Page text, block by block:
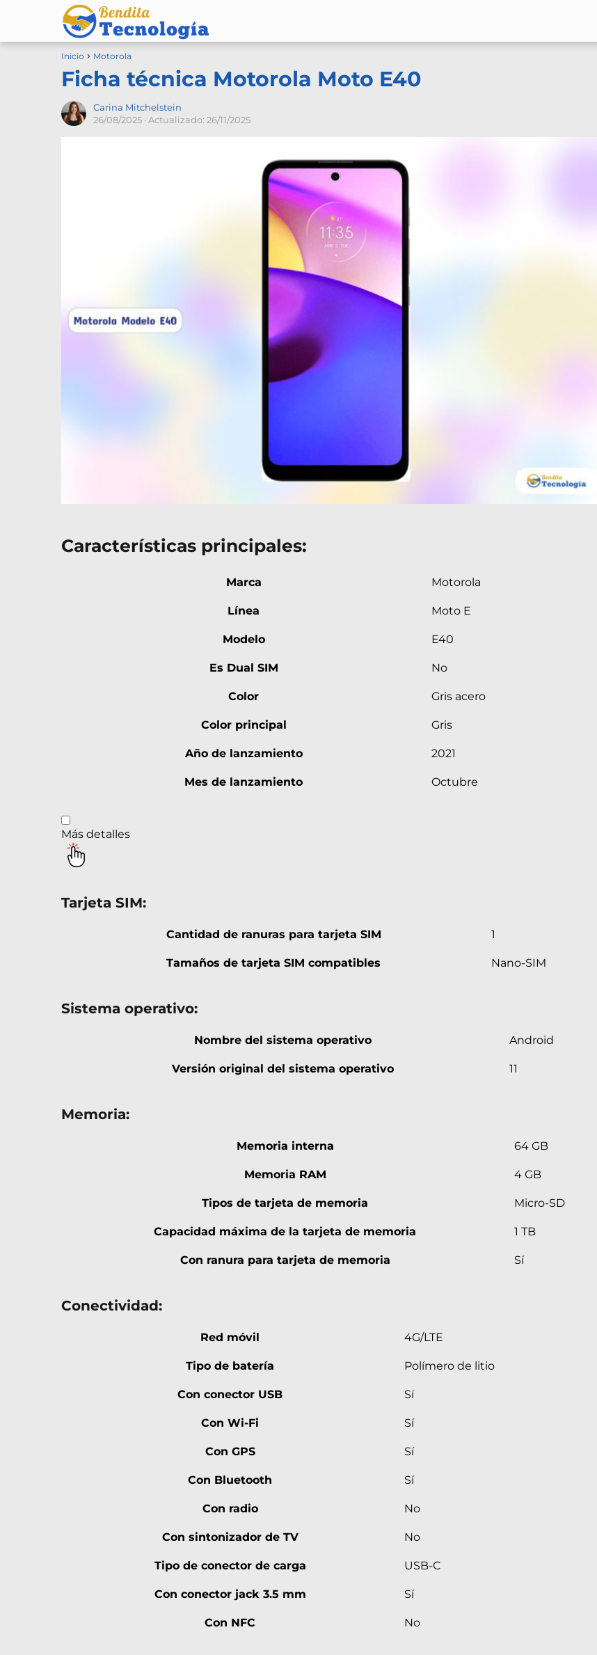
Inicio Motorola
Ficha técnica Motorola Moto E40
Carina Mitchelstein
26/08/2025 · Actualizado: 26/11/2025
Características principales:
Marca Motorola
Línea Moto E
Modelo E40
Es Dual SIM No
Color Gris acero
Color principal Gris
Año de lanzamiento 2021
Mes de lanzamiento Octubre
Más detalles
Tarjeta SIM:
Cantidad de ranuras para tarjeta SIM 1
Tamaños de tarjeta SIM compatibles Nano-SIM
Sistema operativo:
Nombre del sistema operativo Android
Versión original del sistema operativo 11
Memoria:
Memoria interna 64 GB
Memoria RAM 4 GB
Tipos de tarjeta de memoria Micro-SD
Capacidad máxima de la tarjeta de memoria 1 TB
Con ranura para tarjeta de memoria Sí
Conectividad:
Red móvil 4G/LTE
Tipo de batería Polímero de litio
Con conector USB Sí
Con Wi-Fi Sí
Con GPS Sí
Con Bluetooth Sí
Con radio No
Con sintonizador de TV No
Tipo de conector de carga USB-C
Con conector jack 3.5 mm Sí
Con NFC No